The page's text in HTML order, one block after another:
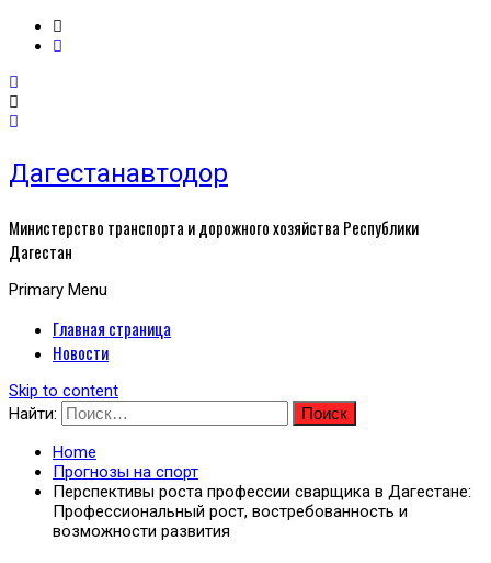
Дагестанавтодор
Министерство транспорта и дорожного хозяйства Республики
Дагестан
Primary Menu
Главная страница
Новости
Skip to content
Найти:
Home
Прогнозы на спорт
Перспективы роста профессии сварщика в Дагестане:
Профессиональный рост, востребованность и
возможности развития